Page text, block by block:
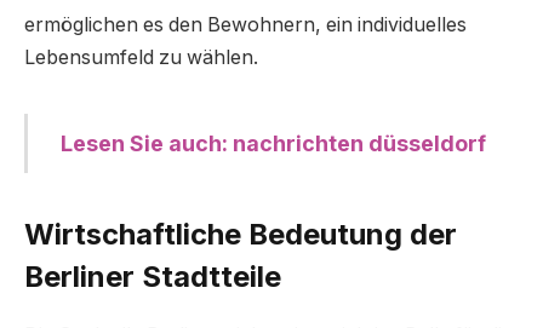
ermöglichen es den Bewohnern, ein individuelles
Lebensumfeld zu wählen.
Lesen Sie auch: nachrichten düsseldorf
Wirtschaftliche Bedeutung der
Berliner Stadtteile